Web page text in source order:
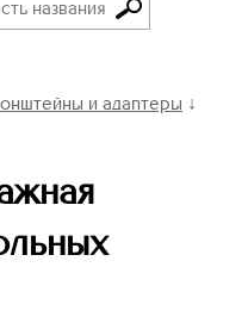
и адаптеры ↓